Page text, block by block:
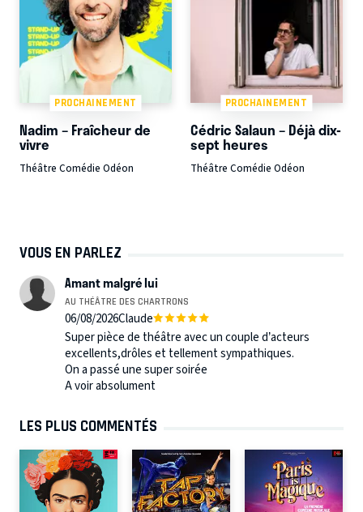
PROCHAINEMENT
Nadim – Fraîcheur de
vivre
Théâtre Comédie Odéon
PROCHAINEMENT
Cédric Salaun – Déjà dix-
sept heures
Théâtre Comédie Odéon
VOUS EN PARLEZ
Amant malgré lui
AU THÉÂTRE DES CHARTRONS
06/08/2026Claude
Super pièce de théâtre avec un couple d’acteurs
excellents,drôles et tellement sympathiques.
On a passé une super soirée
A voir absolument
LES PLUS COMMENTÉS